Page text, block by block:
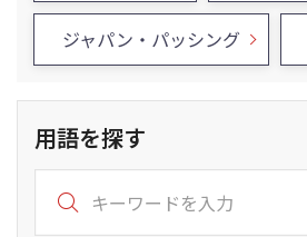
ジャパン・パッシング
用語を探す